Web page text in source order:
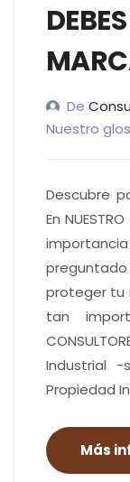
De
Nuestro
Descubre
En
proteger tu
tan
Industrial
Propiedad
Más